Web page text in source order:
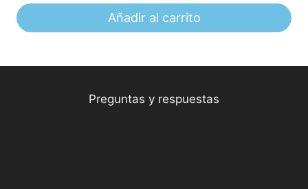
Añadir al carrito
Preguntas y respuestas